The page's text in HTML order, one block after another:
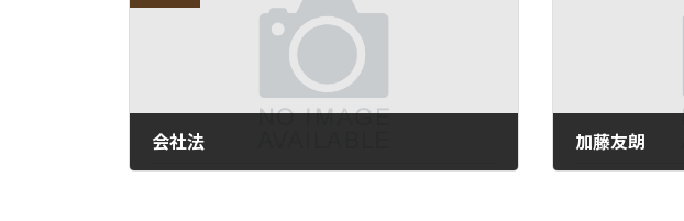
会社法 加藤友朗